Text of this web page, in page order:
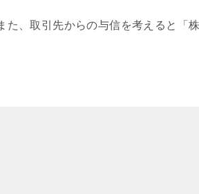
た、取引先からの与信を考えると「